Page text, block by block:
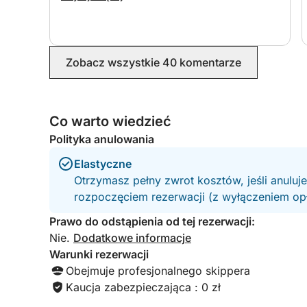
Dla Twojego komfortu
Jeśli chcesz, możesz zabrać ze sobą swoje
Dostępne są również: ręczniki plażowe, deski
Nie wliczone w cenę: Seabob (wypożyczenie
⸻
Dostosowywanie trasy
Twój plan podróży jest w pełni konfigurowalny.
Zobacz wszystkie 40 komentarze
Co warto wiedzieć
Polityka anulowania
Elastyczne
Otrzymasz pełny zwrot kosztów, jeśli
rozpoczęciem rezerwacji (z wyłączeniem
Prawo do odstąpienia od tej rezerwacji:
Nie. Dodatkowe informacje
Warunki rezerwacji
Obejmuje profesjonalnego skippera
Kaucja zabezpieczająca : 0 zł